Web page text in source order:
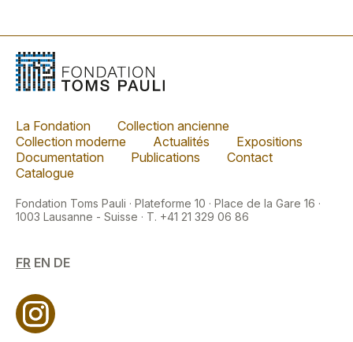
La Fondation
Collection ancienne
Collection moderne
Actualités
Expositions
Documentation
Publications
Contact
Catalogue
Fondation Toms Pauli · Plateforme 10 · Place de la Gare 16 ·
1003 Lausanne - Suisse · T. +41 21 329 06 86
FR EN DE